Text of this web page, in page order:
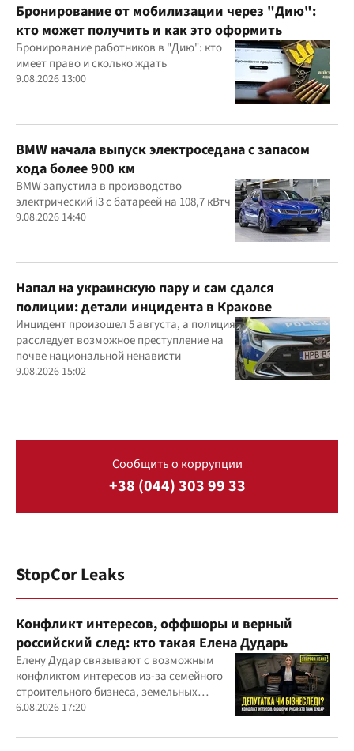
Бронирование от мобилизации через "Дию":
кто может получить и как это оформить
Бронирование работников в "Дию": кто
имеет право и сколько ждать
9.08.2026 13:00
BMW начала выпуск электроседана с запасом
хода более 900 км
BMW запустила в производство
электрический i3 с батареей на 108,7 кВтч
9.08.2026 14:40
Напал на украинскую пару и сам сдался
полиции: детали инцидента в Кракове
Инцидент произошел 5 августа, а полиция
расследует возможное преступление на
почве национальной ненависти
9.08.2026 15:02
Сообщить о коррупции
+38 (044) 303 99 33
StopCor Leaks
Конфликт интересов, оффшоры и верный
российский след: кто такая Елена Дударь
Елену Дудар связывают с возможным
конфликтом интересов из-за семейного
строительного бизнеса, земельных
скандалов, судебных дел
6.08.2026 17:20